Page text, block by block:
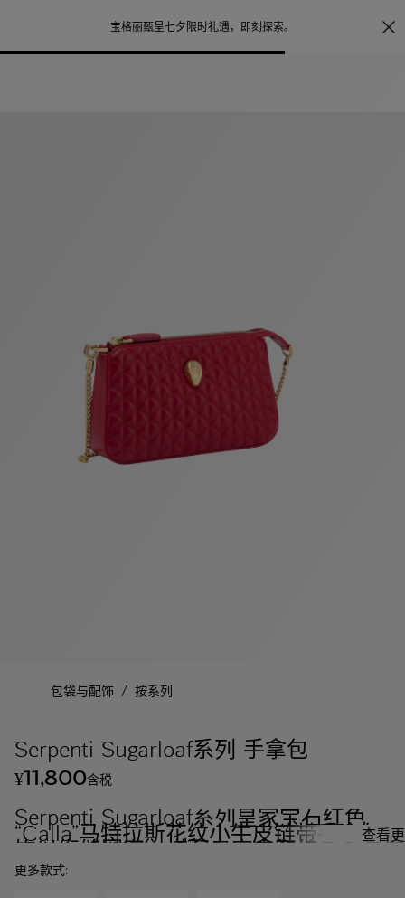
宝格丽甄呈七夕限时礼遇， 即刻探索。
包袋与配饰 / 按系列
Serpenti Sugarloaf系列 手拿包
¥11,800含税
Serpenti Sugarloaf系列皇家宝石红色
“Calla”马特拉斯花纹小牛皮链带手拿包，
饰以绗缝图案，搭配皇家宝石红色小羊皮
衬里和拉链开合。迷人的镀金黄铜蛇首铆
钉。
查看
更多款式: